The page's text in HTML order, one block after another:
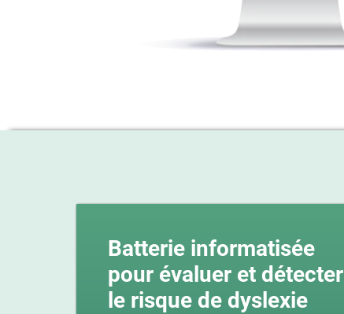
Batterie informatisée
pour évaluer et détecter
le risque de dyslexie